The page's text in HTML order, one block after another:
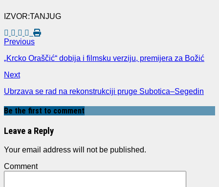
IZVOR:TANJUG
Previous
„Krcko Oraščić“ dobija i filmsku verziju, premijera za Božić
Next
Ubrzava se rad na rekonstrukciji pruge Subotica–Segedin
Be the first to comment
Leave a Reply
Your email address will not be published.
Comment